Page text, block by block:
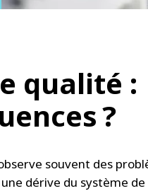
qualité :
?
souvent des
dérive du système